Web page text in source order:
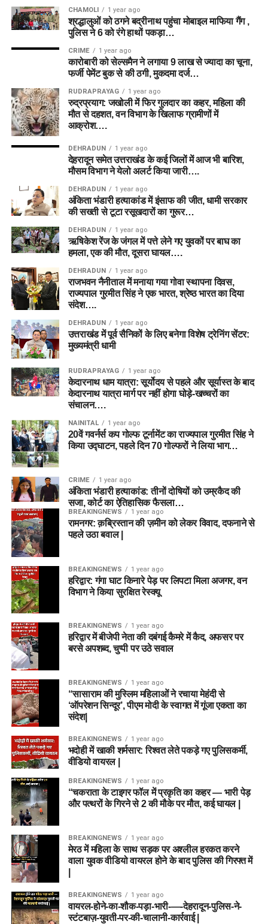
CHAMOLI 1 year ago
श्रद्धालुओं को ठगने बद्रीनाथ पहुंचा मोबाइल माफिया गैंग ,
पुलिस ने 6 को रंगे हाथों पकड़ा…
CRIME 1 year ago
कारोबारी को सेल्समैन ने लगाया 9 लाख से ज्यादा का चूना,
फर्जी पेमेंट बुक से की ठगी, मुकदमा दर्ज…
RUDRAPRAYAG 1 year ago
रुद्रप्रयाग: जखोली में फिर गुलदार का कहर, महिला की
मौत से दहशत, वन विभाग के खिलाफ ग्रामीणों में
आक्रोश….
DEHRADUN 1 year ago
देहरादून समेत उत्तराखंड के कई जिलों में आज भी बारिश,
मौसम विभाग ने येलो अलर्ट किया जारी….
DEHRADUN 1 year ago
अंकिता भंडारी हत्याकांड में इंसाफ की जीत, धामी सरकार
की सख्ती से टूटा रसूखदारों का गुरूर…
DEHRADUN 1 year ago
ऋषिकेश रेंज के जंगल में पत्ते लेने गए युवकों पर बाघ का
हमला, एक की मौत, दूसरा घायल….
DEHRADUN 1 year ago
राजभवन नैनीताल में मनाया गया गोवा स्थापना दिवस,
राज्यपाल गुरमीत सिंह ने एक भारत, श्रेष्ठ भारत का दिया
संदेश….
DEHRADUN 1 year ago
उत्तराखंड में पूर्व सैनिकों के लिए बनेगा विशेष ट्रेनिंग सेंटर:
मुख्यमंत्री धामी
RUDRAPRAYAG 1 year ago
केदारनाथ धाम यात्रा: सूर्योदय से पहले और सूर्यास्त के बाद
केदारनाथ यात्रा मार्ग पर नहीं होगा घोड़े-खच्चरों का
संचालन….
NAINITAL 1 year ago
20वें गवर्नर्स कप गोल्फ टूर्नामेंट का राज्यपाल गुरमीत सिंह ने
किया उद्घाटन, पहले दिन 70 गोल्फरों ने लिया भाग…
CRIME 1 year ago
अंकिता भंडारी हत्याकांड: तीनों दोषियों को उम्रकैद की
सजा, कोर्ट का ऐतिहासिक फैसला…
BREAKINGNEWS 1 year ago
रामनगर: क़ब्रिस्तान की ज़मीन को लेकर विवाद, दफनाने से
पहले उठा बवाल |
BREAKINGNEWS 1 year ago
हरिद्वार: गंगा घाट किनारे पेड़ पर लिपटा मिला अजगर, वन
विभाग ने किया सुरक्षित रेस्क्यू
BREAKINGNEWS 1 year ago
हरिद्वार में बीजेपी नेता की दबंगई कैमरे में कैद, अफसर पर
बरसे अपशब्द, चुप्पी पर उठे सवाल
BREAKINGNEWS 1 year ago
“सासाराम की मुस्लिम महिलाओं ने रचाया मेहंदी से
‘ऑपरेशन सिन्दूर’, पीएम मोदी के स्वागत में गूंजा एकता का
संदेश|
BREAKINGNEWS 1 year ago
भदोही में खाकी शर्मसार: रिश्वत लेते पकड़े गए पुलिसकर्मी,
वीडियो वायरल |
BREAKINGNEWS 1 year ago
“चकराता के टाइगर फॉल में प्रकृति का कहर — भारी पेड़
और पत्थरों के गिरने से 2 की मौके पर मौत, कई घायल |
BREAKINGNEWS 1 year ago
मेरठ में महिला के साथ सड़क पर अश्लील हरकत करने
वाला युवक वीडियो वायरल होने के बाद पुलिस की गिरफ्त में
BREAKINGNEWS 1 year ago
वायरल-होने-का-शौक-पड़ा-भारी-—-देहरादून-पुलिस-ने-
स्टंटबाज़-युवती-पर-की-चालानी-कार्रवाई |